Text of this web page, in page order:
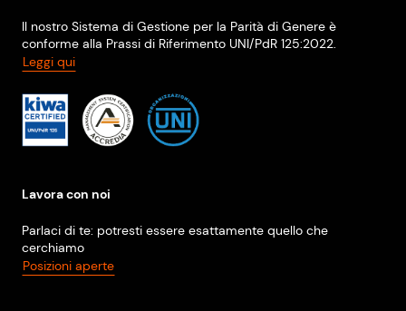
Il nostro Sistema di Gestione per la Parità di Genere è
conforme alla Prassi di Riferimento UNI/PdR 125:2022.
Leggi qui
Lavora con noi
Parlaci di te: potresti essere esattamente quello che
cerchiamo
Posizioni aperte